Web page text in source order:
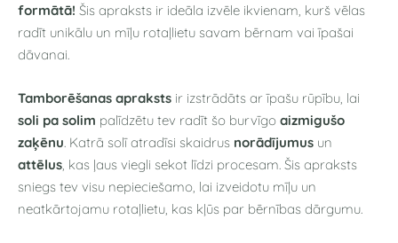
formātā! Šis apraksts ir ideāla izvēle ikvienam, kurš vēlas
radīt unikālu un mīļu rotaļlietu savam bērnam vai īpašai
dāvanai.
Tamborēšanas apraksts ir izstrādāts ar īpašu rūpību, lai
soli pa solim palīdzētu tev radīt šo burvīgo aizmigušo
zaķēnu. Katrā solī atradīsi skaidrus norādījumus un
attēlus , kas ļaus viegli sekot līdzi procesam. Šis apraksts
sniegs tev visu nepieciešamo, lai izveidotu mīļu un
neatkārtojamu rotaļlietu, kas kļūs par bērnības dārgumu.